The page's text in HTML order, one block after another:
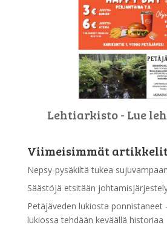
Lehtiarkisto - Lue
Viimeisimmät
Nepsy-pysäkiltä tukea
Säästöjä etsitään
Petäjäveden lukiosta ponnistaneet
lukiossa tehdään keväällä historiaa